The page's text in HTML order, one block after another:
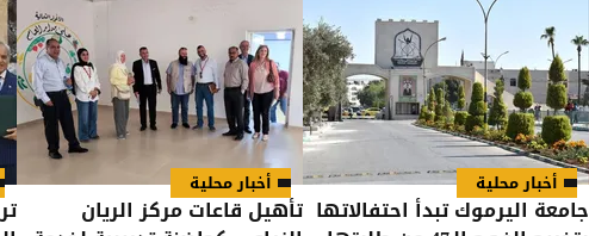
أخبار محلية
جامعة اليرموك تبدأ احتفالاتها
أخبار محلية
تأهيل قاعات مركز الريان